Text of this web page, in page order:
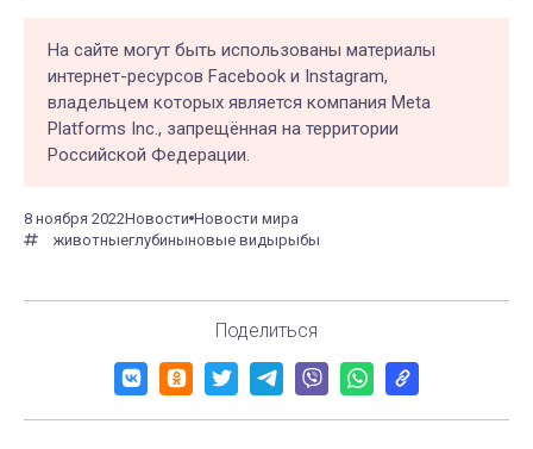
На сайте могут быть использованы материалы
интернет-ресурсов Facebook и Instagram,
владельцем которых является компания Meta
Platforms Inc., запрещённая на территории
Российской Федерации.
8 ноября 2022Новости Новости мира
животныеглубиныновые видырыбы
Поделиться